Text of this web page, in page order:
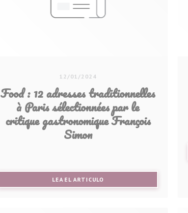
12/01/2024
Food : 12 adresses traditionnelles
à Paris sélectionnées par le
critique gastronomique François
Simon
LEA EL ARTICULO